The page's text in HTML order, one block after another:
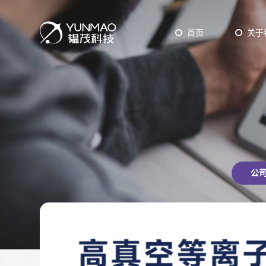
首页 关于
工业型设备
研发型设备
ALD
CVD
公